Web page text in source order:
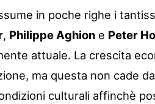
in poche righe i
, Philippe Aghion e Peter
attuale. La crescita
ma questa non cade
culturali affinchè